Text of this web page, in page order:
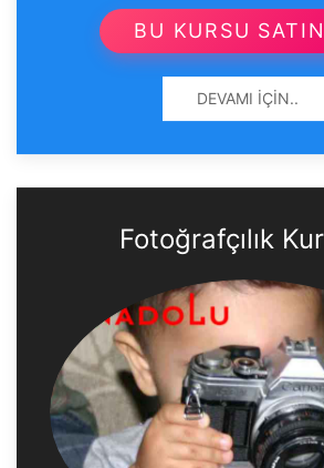
BU KURSU
DEVAMI İÇIN..
Fotoğrafçılık